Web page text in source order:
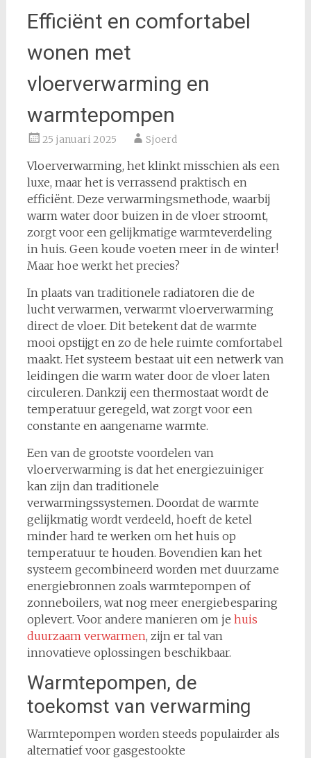
Efficiënt en comfortabel
wonen met
vloerverwarming en
warmtepompen
25 januari 2025 Sjoerd
Vloerverwarming, het klinkt misschien als een
luxe, maar het is verrassend praktisch en
efficiënt. Deze verwarmingsmethode, waarbij
warm water door buizen in de vloer stroomt,
zorgt voor een gelijkmatige warmteverdeling
in huis. Geen koude voeten meer in de winter!
Maar hoe werkt het precies?
In plaats van traditionele radiatoren die de
lucht verwarmen, verwarmt vloerverwarming
direct de vloer. Dit betekent dat de warmte
mooi opstijgt en zo de hele ruimte comfortabel
maakt. Het systeem bestaat uit een netwerk van
leidingen die warm water door de vloer laten
circuleren. Dankzij een thermostaat wordt de
temperatuur geregeld, wat zorgt voor een
constante en aangename warmte.
Een van de grootste voordelen van
vloerverwarming is dat het energiezuiniger
kan zijn dan traditionele
verwarmingssystemen. Doordat de warmte
gelijkmatig wordt verdeeld, hoeft de ketel
minder hard te werken om het huis op
temperatuur te houden. Bovendien kan het
systeem gecombineerd worden met duurzame
energiebronnen zoals warmtepompen of
zonneboilers, wat nog meer energiebesparing
oplevert. Voor andere manieren om je huis
duurzaam verwarmen, zijn er tal van
innovatieve oplossingen beschikbaar.
Warmtepompen, de
toekomst van verwarming
Warmtepompen worden steeds populairder als
alternatief voor gasgestookte